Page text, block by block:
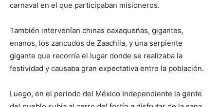
carnaval en el que participaban misioneros.
También intervenían chinas oaxaqueñas, gigantes,
enanos, los zancudos de Zaachila, y una serpiente
gigante que recorría el lugar donde se realizaba la
festividad y causaba gran expectativa entre la población.
Luego, en el periodo del México Independiente la gente